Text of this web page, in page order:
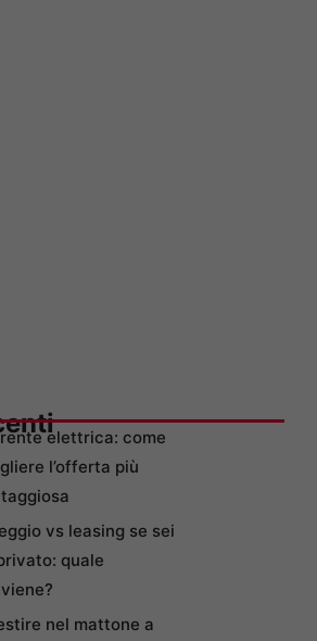
elettrica: come
l’offerta più
vs leasing se sei
quale
nel mattone a